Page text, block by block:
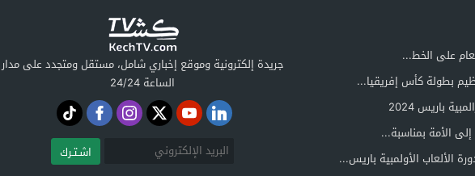
على الخط...
بطولة كأس إفريقيا...
باريس 2024
الأمة بمناسبة...
الألعاب الأولمبية باريس...
جريدة إلكترونية وموقع إخباري شامل، مستقل ومتجدد على مدار
الساعة 24/24
اشـتـرك